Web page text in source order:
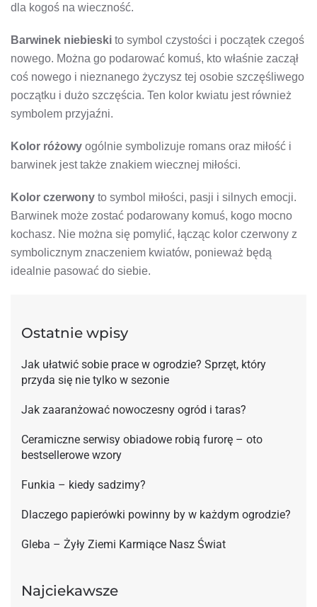
dla kogoś na wieczność.
Barwinek niebieski to symbol czystości i początek czegoś
nowego. Można go podarować komuś, kto właśnie zaczął
coś nowego i nieznanego życzysz tej osobie szczęśliwego
początku i dużo szczęścia. Ten kolor kwiatu jest również
symbolem przyjaźni.
Kolor różowy ogólnie symbolizuje romans oraz miłość i
barwinek jest także znakiem wiecznej miłości.
Kolor czerwony to symbol miłości, pasji i silnych emocji.
Barwinek może zostać podarowany komuś, kogo mocno
kochasz. Nie można się pomylić, łącząc kolor czerwony z
symbolicznym znaczeniem kwiatów, ponieważ będą
idealnie pasować do siebie.
Ostatnie wpisy
Jak ułatwić sobie prace w ogrodzie? Sprzęt, który
przyda się nie tylko w sezonie
Jak zaaranżować nowoczesny ogród i taras?
Ceramiczne serwisy obiadowe robią furorę – oto
bestsellerowe wzory
Funkia – kiedy sadzimy?
Dlaczego papierówki powinny by w każdym ogrodzie?
Gleba – Żyły Ziemi Karmiące Nasz Świat
Najciekawsze